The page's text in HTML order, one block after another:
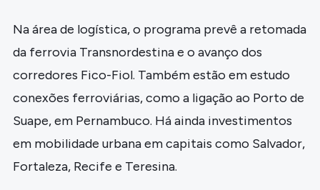
Na área de logística, o programa prevê a retomada
da ferrovia Transnordestina e o avanço dos
corredores Fico-Fiol. Também estão em estudo
conexões ferroviárias, como a ligação ao Porto de
Suape, em Pernambuco. Há ainda investimentos
em mobilidade urbana em capitais como Salvador,
Fortaleza, Recife e Teresina.